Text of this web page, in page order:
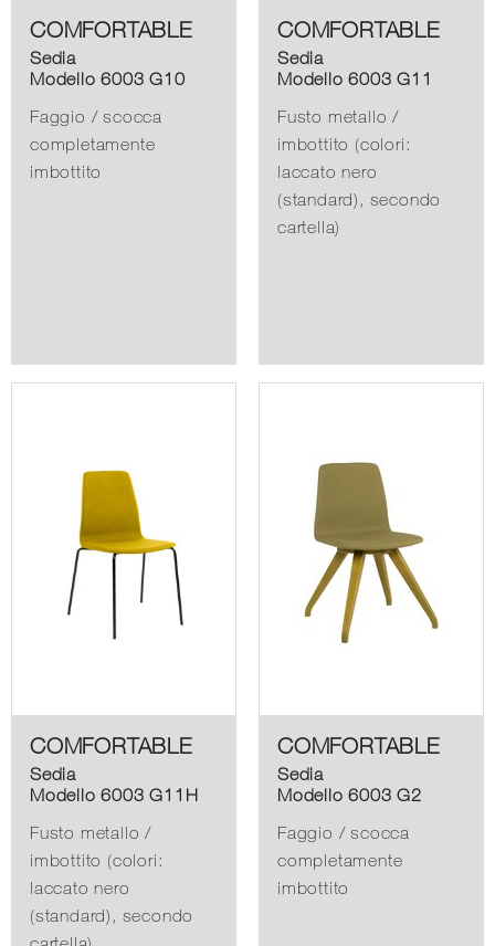
COMFORTABLE
Sedia
Modello 6003 G10
Faggio / scocca
completamente
imbottito
COMFORTABLE
Sedia
Modello 6003 G11
Fusto metallo /
imbottito (colori:
laccato nero
(standard), secondo
cartella)
COMFORTABLE
Sedia
Modello 6003 G11H
Fusto metallo /
imbottito (colori:
laccato nero
(standard), secondo
COMFORTABLE
Sedia
Modello 6003 G2
Faggio / scocca
completamente
imbottito